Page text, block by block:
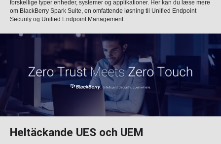
forskellige typer enheder, systemer og applikationer. Her kan du læse mere
om BlackBerry Spark Suite, en omfattende løsning til Unified Endpoint
Security og Unified Endpoint Management.
Heltäckande UES och UEM